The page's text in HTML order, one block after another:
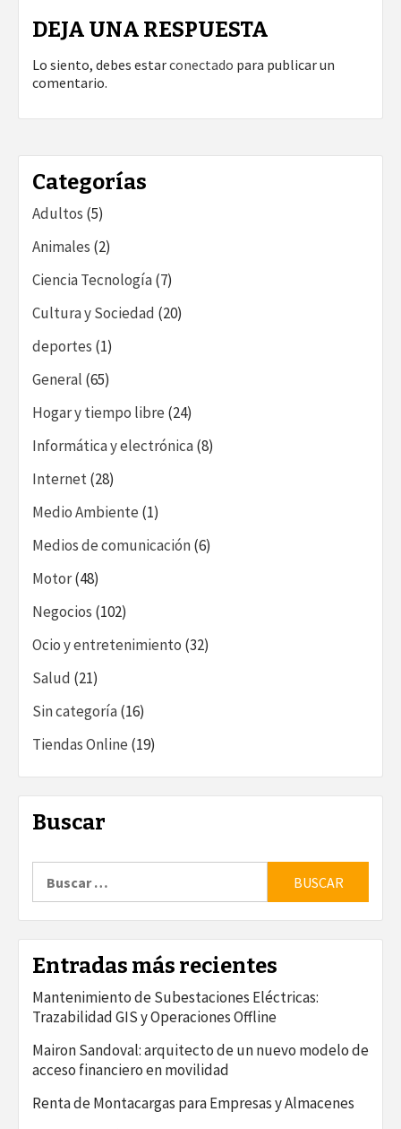
DEJA UNA RESPUESTA
Lo siento, debes estarconectado para publicar un
comentario.
Categorías
Adultos (5)
Animales (2)
Ciencia Tecnología(7)
Cultura y Sociedad (20)
deportes (1)
General (65)
Hogar y tiempo libre (24)
Informática y electrónica(8)
Internet(28)
Medio Ambiente (1)
Medios de comunicación(6)
Motor(48)
Negocios (102)
Ocio y entretenimiento (32)
Salud (21)
Sin categoría(16)
Tiendas Online (19)
Buscar
Entradas más recientes
Mantenimiento de Subestaciones Eléctricas:
Trazabilidad GIS y Operaciones Offline
Mairon Sandoval: arquitecto de un nuevo modelo de
acceso financiero en movilidad
Renta de Montacargas para Empresas y Almacenes